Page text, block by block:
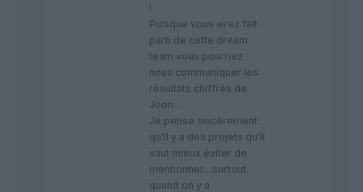
!
Puisque vous avez fait
parti de cette dream
team vous pourriez
nous communiquer les
résultats chiffrés de
Joon…
Je pense sincèrement
qu’il y a des projets qu’il
vaut mieux éviter de
mentionner…surtout
quand on y a